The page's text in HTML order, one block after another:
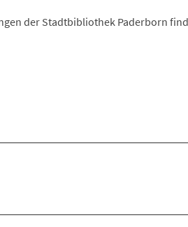
der Stadtbibliothek Paderborn